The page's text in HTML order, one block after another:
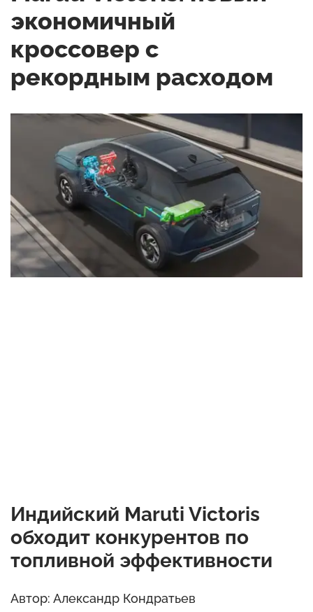
экономичный
кроссовер с
рекордным расходом
Индийский Maruti Victoris
обходит конкурентов по
топливной эффективности
Автор: Александр Кондратьев